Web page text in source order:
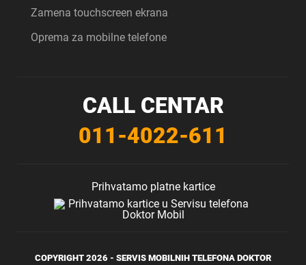
Zamena touchscreen ekrana
Oprema za mobilne telefone
CALL CENTAR
011-4022-611
Prihvatamo platne kartice
COPYRIGHT 2026 - SERVIS MOBILNIH TELEFONA DOKTOR